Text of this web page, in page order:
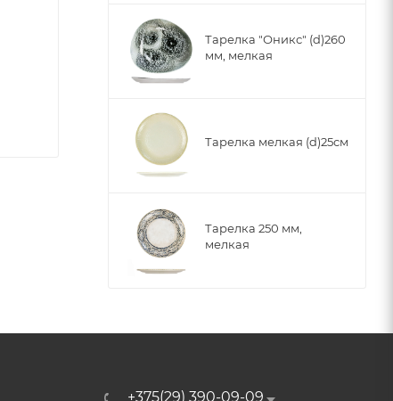
Тарелка "Оникс" (d)260
мм, мелкая
Тарелка мелкая (d)25см
Тарелка 250 мм,
мелкая
+375(29) 390-09-09